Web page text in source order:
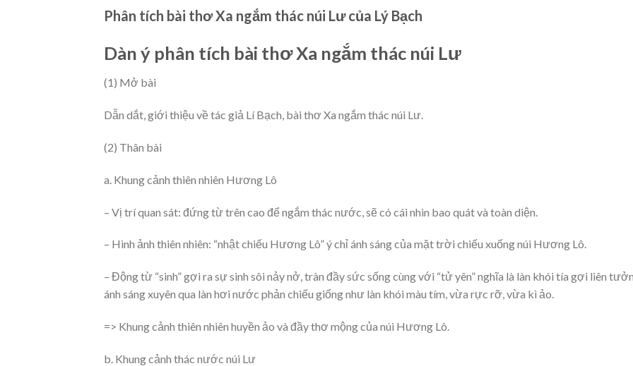
Phân tích bài thơ Xa ngắm thác núi Lư của Lý Bạch
Dàn ý phân tích bài thơ Xa ngắm thác núi Lư
(1) Mở bài
Dẫn dắt, giới thiệu về tác giả Lí Bạch, bài thơ Xa ngắm thác núi Lư.
(2) Thân bài
a. Khung cảnh thiên nhiên Hương Lô
– Vị trí quan sát: đứng từ trên cao để ngắm thác nước, sẽ có cái nhìn bao quát và toàn diện.
– Hình ảnh thiên nhiên: “nhật chiếu Hương Lô” ý chỉ ánh sáng của mặt trời chiếu xuống núi Hương Lô.
– Động từ “sinh” gợi ra sự sinh sôi nảy nở, tràn đầy sức sống cùng với “tử yên” nghĩa là làn khói tía gợi liên
ánh sáng xuyên qua làn hơi nước phản chiếu giống như làn khói màu tím, vừa rực rỡ, vừa kì ảo.
=> Khung cảnh thiên nhiên huyền ảo và đầy thơ mộng của núi Hương Lô.
b. Khung cảnh thác nước núi Lư